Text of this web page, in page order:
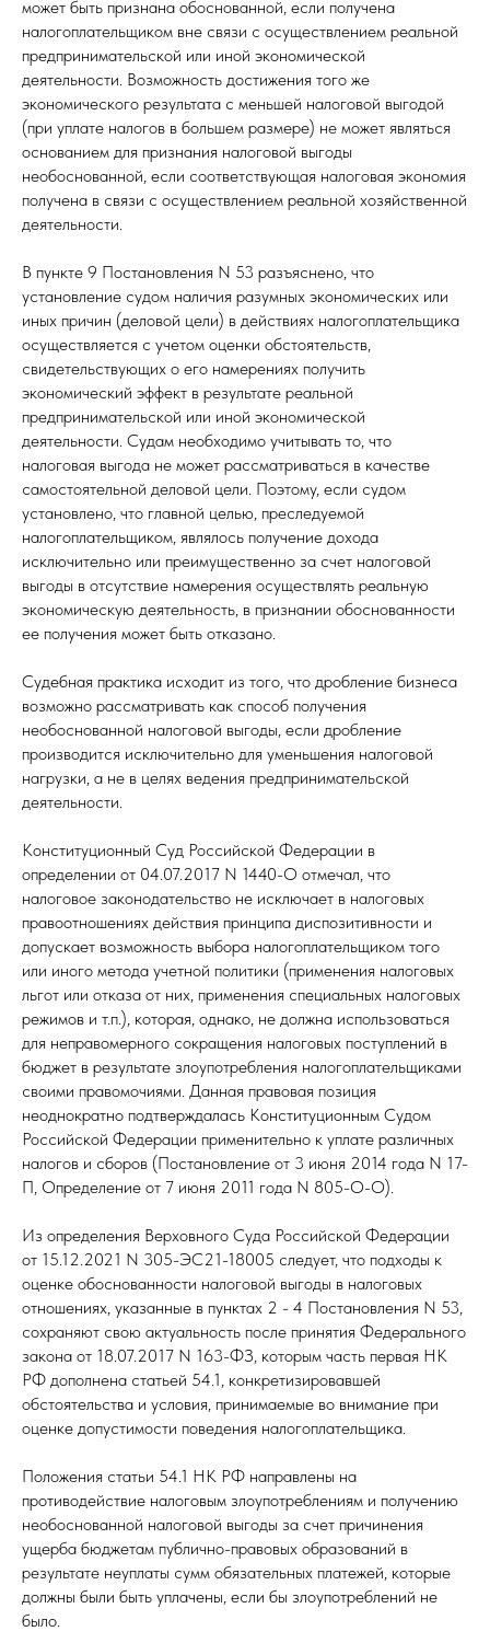
может быть признана обоснованной, если получена
налогоплательщиком вне связи с осуществлением реальной
предпринимательской или иной экономической
деятельности. Возможность достижения того же
экономического результата с меньшей налоговой выгодой
(при уплате налогов в большем размере) не может являться
основанием для признания налоговой выгоды
необоснованной, если соответствующая налоговая экономия
получена в связи с осуществлением реальной хозяйственной
деятельности.
В пункте 9 Постановления N 53 разъяснено, что
установление судом наличия разумных экономических или
иных причин (деловой цели) в действиях налогоплательщика
осуществляется с учетом оценки обстоятельств,
свидетельствующих о его намерениях получить
экономический эффект в результате реальной
предпринимательской или иной экономической
деятельности. Судам необходимо учитывать то, что
налоговая выгода не может рассматриваться в качестве
самостоятельной деловой цели. Поэтому, если судом
установлено, что главной целью, преследуемой
налогоплательщиком, являлось получение дохода
исключительно или преимущественно за счет налоговой
выгоды в отсутствие намерения осуществлять реальную
экономическую деятельность, в признании обоснованности
ее получения может быть отказано.
Судебная практика исходит из того, что дробление бизнеса
возможно рассматривать как способ получения
необоснованной налоговой выгоды, если дробление
производится исключительно для уменьшения налоговой
нагрузки, а не в целях ведения предпринимательской
деятельности.
Конституционный Суд Российской Федерации в
определении от 04.07.2017 N 1440-О отмечал, что
налоговое законодательство не исключает в налоговых
правоотношениях действия принципа диспозитивности и
допускает возможность выбора налогоплательщиком того
или иного метода учетной политики (применения налоговых
льгот или отказа от них, применения специальных налоговых
режимов и т.п.), которая, однако, не должна использоваться
для неправомерного сокращения налоговых поступлений в
бюджет в результате злоупотребления налогоплательщиками
своими правомочиями. Данная правовая позиция
неоднократно подтверждалась Конституционным Судом
Российской Федерации применительно к уплате различных
налогов и сборов (Постановление от 3 июня 2014 года N 17-
П, Определение от 7 июня 2011 года N 805-О-О).
Из определения Верховного Суда Российской Федерации
от 15.12.2021 N 305-ЭС21-18005 следует, что подходы к
оценке обоснованности налоговой выгоды в налоговых
отношениях, указанные в пунктах 2 - 4 Постановления N 53,
сохраняют свою актуальность после принятия Федерального
закона от 18.07.2017 N 163-ФЗ, которым часть первая НК
РФ дополнена статьей 54.1, конкретизировавшей
обстоятельства и условия, принимаемые во внимание при
оценке допустимости поведения налогоплательщика.
Положения статьи 54.1 НК РФ направлены на
противодействие налоговым злоупотреблениям и получению
необоснованной налоговой выгоды за счет причинения
ущерба бюджетам публично-правовых образований в
результате неуплаты сумм обязательных платежей, которые
должны были быть уплачены, если бы злоупотреблений не
было.